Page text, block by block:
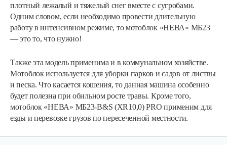
плотный лежалый и тяжелый снег вместе с сугробами.
Одним словом, если необходимо провести длительную
работу в интенсивном режиме, то мотоблок «НЕВА» МБ23
— это то, что нужно!
Также эта модель применима и в коммунальном хозяйстве.
Мотоблок используется для уборки парков и садов от листвы
и песка. Что касается кошения, то данная машина особенно
будет полезна при обильном росте травы. Кроме того,
мотоблок «НЕВА» МБ23-B&S (XR10,0) PRO применим для
езды и перевозке грузов по пересеченной местности.
5 170 руб Смотреть
Мотоблок бензиновый Rossel K-318…